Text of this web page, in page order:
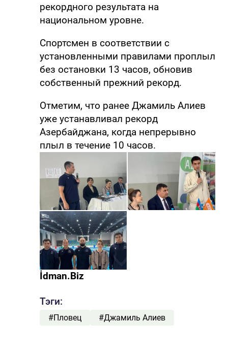
рекордного результата на
национальном уровне.
Спортсмен в соответствии с
установленными правилами проплыл
без остановки 13 часов, обновив
собственный прежний рекорд.
Отметим, что ранее Джамиль Алиев
уже устанавливал рекорд
Азербайджана, когда непрерывно
плыл в течение 10 часов.
İdman.Biz
Тэги:
#Пловец #Джамиль Алиев